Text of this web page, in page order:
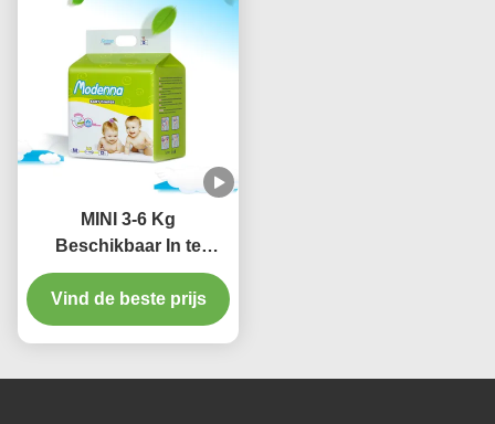
MINI 3-6 Kg
Beschikbaar In te
ademen Super
Absorberend
Trekkrachtups Magisch
Vind de beste prijs